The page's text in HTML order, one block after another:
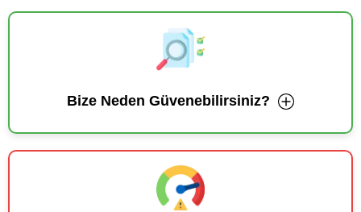
Bize Neden Güvenebilirsiniz?